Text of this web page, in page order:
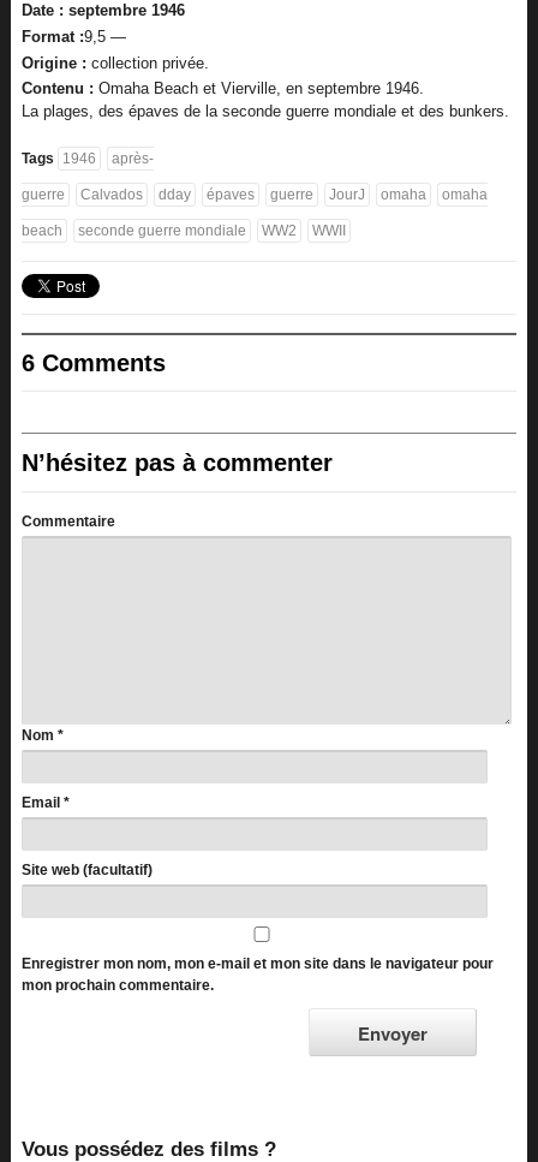
Date : septembre 1946
Format :9,5 —
Origine : collection privée.
Contenu : Omaha Beach et Vierville, en septembre 1946.
La plages, des épaves de la seconde guerre mondiale et des bunkers.
Tags 1946 après-
guerre Calvados dday épaves guerre JourJ omaha omaha
beach seconde guerre mondiale WW2 WWII
6 Comments
N’hésitez pas à commenter
Commentaire
Nom *
Email *
Site web (facultatif)
Enregistrer mon nom, mon e-mail et mon site dans le navigateur pour
mon prochain commentaire.
Vous possédez des films ?